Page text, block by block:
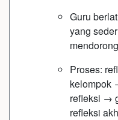
Guru
yang
Proses:
kelompok
refleksi →
refleksi